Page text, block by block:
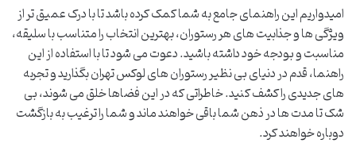
امیدواریم این راهنمای جامع به شما کمک کرده باشد تا با درک عمیق تر از
ویژگی ها و جذابیت های هر رستوران، بهترین انتخاب را متناسب با سلیقه،
مناسبت و بودجه خود داشته باشید. دعوت می شود تا با استفاده از این
راهنما، قدم در دنیای بی نظیر رستوران های لوکس تهران بگذارید و تجربه
های جدیدی را کشف کنید. خاطراتی که در این فضاها خلق می شوند، بی
شک تا مدت ها در ذهن شما باقی خواهند ماند و شما را ترغیب به بازگشت
دوباره خواهند کرد.